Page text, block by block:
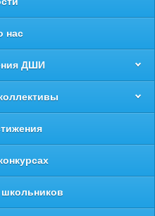
нас
ДШИ
школьников